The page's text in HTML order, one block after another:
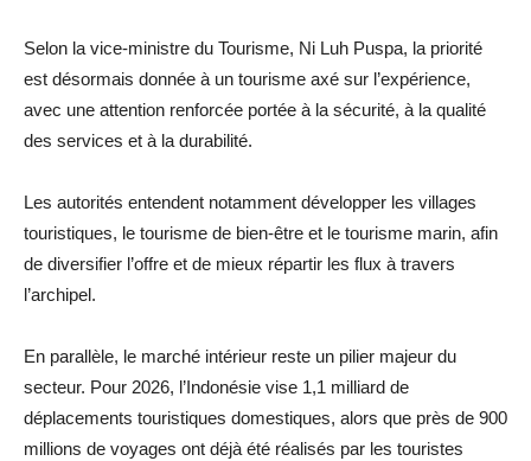
Selon la vice-ministre du Tourisme, Ni Luh Puspa, la priorité
est désormais donnée à un tourisme axé sur l’expérience,
avec une attention renforcée portée à la sécurité, à la qualité
des services et à la durabilité.
Les autorités entendent notamment développer les villages
touristiques, le tourisme de bien-être et le tourisme marin, afin
de diversifier l’offre et de mieux répartir les flux à travers
l’archipel.
En parallèle, le marché intérieur reste un pilier majeur du
secteur. Pour 2026, l’Indonésie vise 1,1 milliard de
déplacements touristiques domestiques, alors que près de 900
millions de voyages ont déjà été réalisés par les touristes